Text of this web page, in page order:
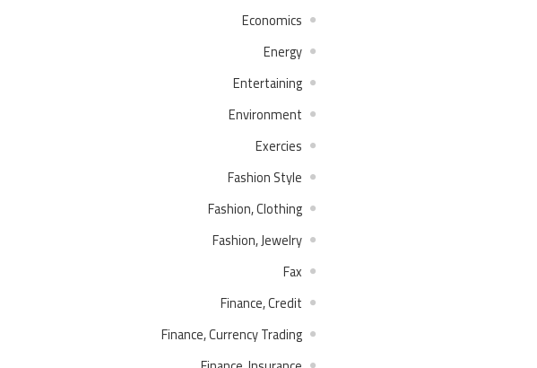
Economics
Energy
Entertaining
Environment
Exercies
Fashion Style
Fashion, Clothing
Fashion, Jewelry
Fax
Finance, Credit
Finance, Currency Trading